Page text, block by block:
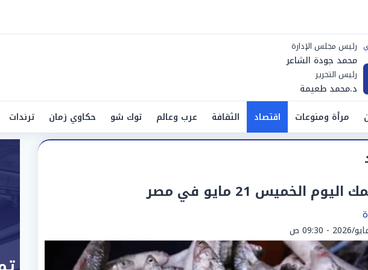
رئيس مجلس الإدارة
محمد جودة الشاعر
رئيس التحرير
د.محمد طعيمة
مرأة ومنوعات اقتصاد الثقافة عرب وعالم توك شو حكاوي زمان ترندات
الخميس 21 مايو في مصر